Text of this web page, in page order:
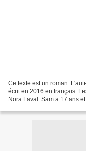
Ce texte est un roman.
écrit en 2016 en français.
Nora Laval. Sam a 17 ans